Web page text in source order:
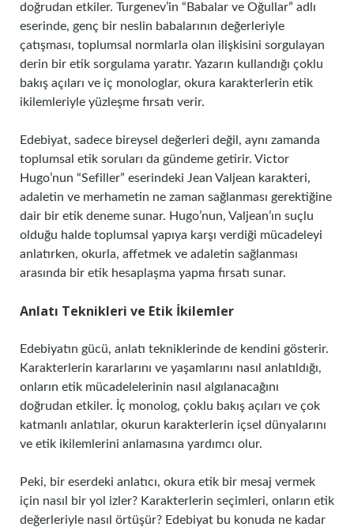
doğrudan etkiler. Turgenev’in “Babalar ve Oğullar” adlı
eserinde, genç bir neslin babalarının değerleriyle
çatışması, toplumsal normlarla olan ilişkisini sorgulayan
derin bir etik sorgulama yaratır. Yazarın kullandığı çoklu
bakış açıları ve iç monologlar, okura karakterlerin etik
ikilemleriyle yüzleşme fırsatı verir.
Edebiyat, sadece bireysel değerleri değil, aynı zamanda
toplumsal etik soruları da gündeme getirir. Victor
Hugo’nun “Sefiller” eserindeki Jean Valjean karakteri,
adaletin ve merhametin ne zaman sağlanması gerektiğine
dair bir etik deneme sunar. Hugo’nun, Valjean’ın suçlu
olduğu halde toplumsal yapıya karşı verdiği mücadeleyi
anlatırken, okurla, affetmek ve adaletin sağlanması
arasında bir etik hesaplaşma yapma fırsatı sunar.
Anlatı Teknikleri ve Etik İkilemler
Edebiyatın gücü, anlatı tekniklerinde de kendini gösterir.
Karakterlerin kararlarını ve yaşamlarını nasıl anlatıldığı,
onların etik mücadelelerinin nasıl algılanacağını
doğrudan etkiler. İç monolog, çoklu bakış açıları ve çok
katmanlı anlatılar, okurun karakterlerin içsel dünyalarını
ve etik ikilemlerini anlamasına yardımcı olur.
Peki, bir eserdeki anlatıcı, okura etik bir mesaj vermek
için nasıl bir yol izler? Karakterlerin seçimleri, onların etik
değerleriyle nasıl örtüşür? Edebiyat bu konuda ne kadar